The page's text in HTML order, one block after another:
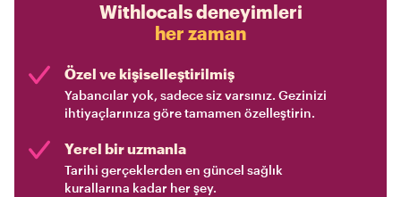
Withlocals deneyimleri
her zaman
Özel ve kişiselleştirilmiş
Yabancılar yok, sadece siz varsınız. Gezinizi
ihtiyaçlarınıza göre tamamen özelleştirin.
Yerel bir uzmanla
Tarihi gerçeklerden en güncel sağlık
kurallarına kadar her şey.